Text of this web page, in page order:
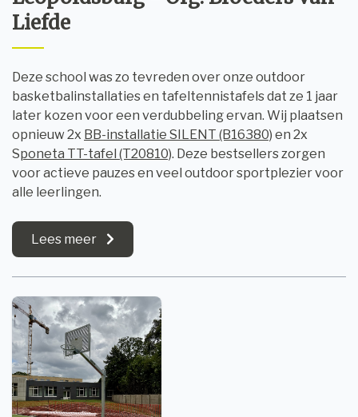
Liefde
Deze school was zo tevreden over onze outdoor
basketbalinstallaties en tafeltennistafels dat ze 1 jaar
later kozen voor een verdubbeling ervan. Wij plaatsen
opnieuw 2x BB-installatie SILENT (B16380) en 2x
Sponeta TT-tafel (T20810). Deze bestsellers zorgen
voor actieve pauzes en veel outdoor sportplezier voor
alle leerlingen.
Lees meer